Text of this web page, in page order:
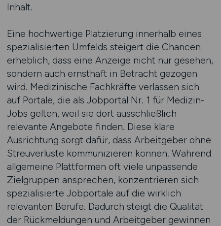
Inhalt.
Eine hochwertige Platzierung innerhalb eines
spezialisierten Umfelds steigert die Chancen
erheblich, dass eine Anzeige nicht nur gesehen,
sondern auch ernsthaft in Betracht gezogen
wird. Medizinische Fachkräfte verlassen sich
auf Portale, die als Jobportal Nr. 1 für Medizin-
Jobs gelten, weil sie dort ausschließlich
relevante Angebote finden. Diese klare
Ausrichtung sorgt dafür, dass Arbeitgeber ohne
Streuverluste kommunizieren können. Während
allgemeine Plattformen oft viele unpassende
Zielgruppen ansprechen, konzentrieren sich
spezialisierte Jobportale auf die wirklich
relevanten Berufe. Dadurch steigt die Qualität
der Rückmeldungen und Arbeitgeber gewinnen